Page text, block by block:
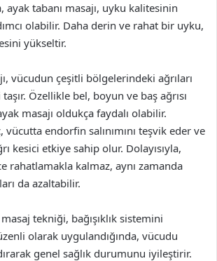
ayak tabanı masajı, uyku kalitesinin
olabilir. Daha derin ve rahat bir uyku,
yükseltir.
vücudun çeşitli bölgelerindeki ağrıları
Özellikle bel, boyun ve baş ağrısı
masajı oldukça faydalı olabilir.
vücutta endorfin salınımını teşvik eder ve
kesici etkiye sahip olur. Dolayısıyla,
rahatlamakla kalmaz, aynı zamanda
da azaltabilir.
tekniği, bağışıklık sistemini
olarak uygulandığında, vücudu
genel sağlık durumunu iyileştirir.